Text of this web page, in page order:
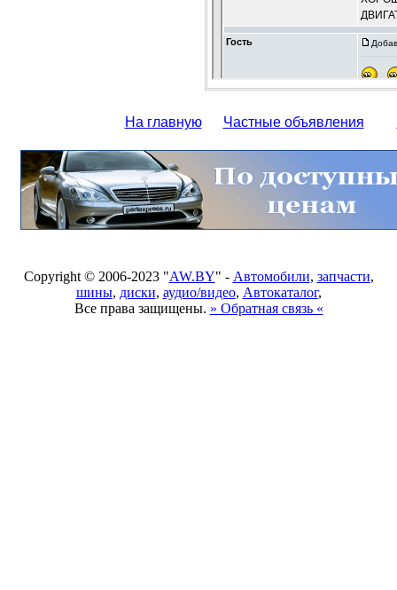
На главную Частные объявления
Copyright © 2006-2023 "AW.BY" - Автомобили, запчасти,
шины, диски, аудио/видео, Автокаталог,
Все права защищены. » Обратная связь «